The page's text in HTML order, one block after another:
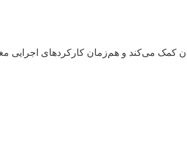
کمک می‌کند و هم‌زمان کارکردهای